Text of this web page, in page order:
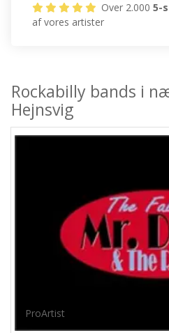
Over 2.0005-
af vores artister
Rockabilly bands i
Hejnsvig
ProArtist